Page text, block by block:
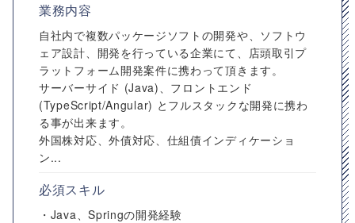
業務内容
自社内で複数パッケージソフトの開発や、ソフトウ
ェア設計、開発を行っている企業にて、店頭取引プ
ラットフォーム開発案件に携わって頂きます。
サーバーサイド (Java)、フロントエンド
(TypeScript/Angular) とフルスタックな開発に携わ
る事が出来ます。
外国株対応、外債対応、仕組債インディケーショ
ン...
必須スキル
・Java、Springの開発経験